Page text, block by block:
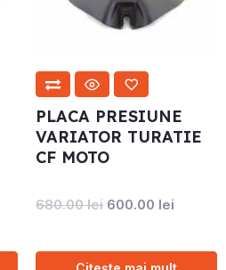
PLACA PRESIUNE
VARIATOR TURATIE
CF MOTO
680.00lei 600.00 lei